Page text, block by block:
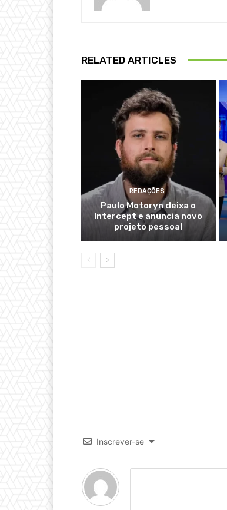
RELATED ARTICLES
REDAÇÕES
Paulo Motoryn deixa o
Intercept e anuncia novo
projeto pessoal
Inscrever-se